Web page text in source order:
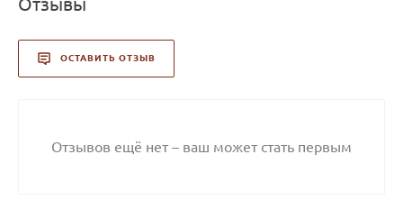
ОСТАВИТЬ ОТЗЫВ
Отзывов ещё нет – ваш может стать первым